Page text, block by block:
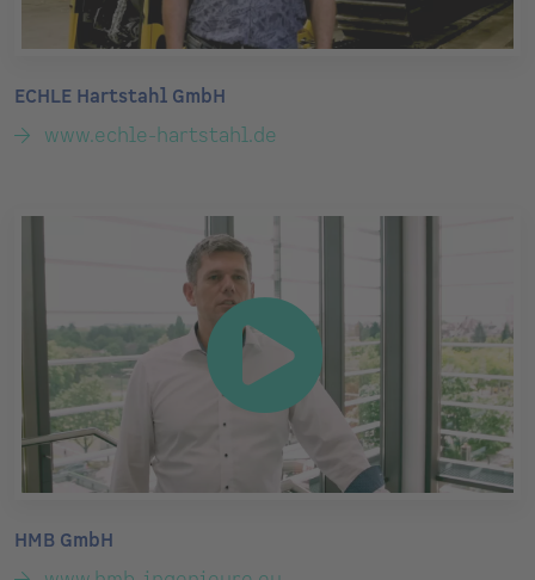
ECHLE Hartstahl GmbH
www.echle-hartstahl.de
HMB GmbH